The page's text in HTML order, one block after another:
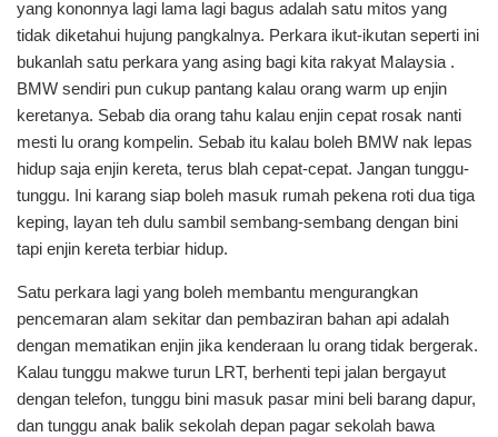
yang kononnya lagi lama lagi bagus adalah satu mitos yang
tidak diketahui hujung pangkalnya. Perkara ikut-ikutan seperti ini
bukanlah satu perkara yang asing bagi kita rakyat Malaysia .
BMW sendiri pun cukup pantang kalau orang warm up enjin
keretanya. Sebab dia orang tahu kalau enjin cepat rosak nanti
mesti lu orang kompelin. Sebab itu kalau boleh BMW nak lepas
hidup saja enjin kereta, terus blah cepat-cepat. Jangan tunggu-
tunggu. Ini karang siap boleh masuk rumah pekena roti dua tiga
keping, layan teh dulu sambil sembang-sembang dengan bini
tapi enjin kereta terbiar hidup.
Satu perkara lagi yang boleh membantu mengurangkan
pencemaran alam sekitar dan pembaziran bahan api adalah
dengan mematikan enjin jika kenderaan lu orang tidak bergerak.
Kalau tunggu makwe turun LRT, berhenti tepi jalan bergayut
dengan telefon, tunggu bini masuk pasar mini beli barang dapur,
dan tunggu anak balik sekolah depan pagar sekolah bawa